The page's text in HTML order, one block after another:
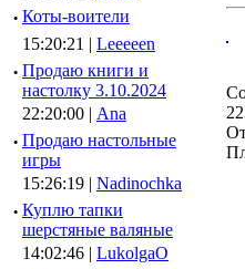
· Коты-воители
15:20:21 | Leeeeen
· Продаю книги и
настолку 3.10.2024
22:20:00 | Ana
· Продаю настольные
игры
15:26:19 | Nadinochka
· Куплю тапки
шерстяные валяные
14:02:46 | LukolgaO